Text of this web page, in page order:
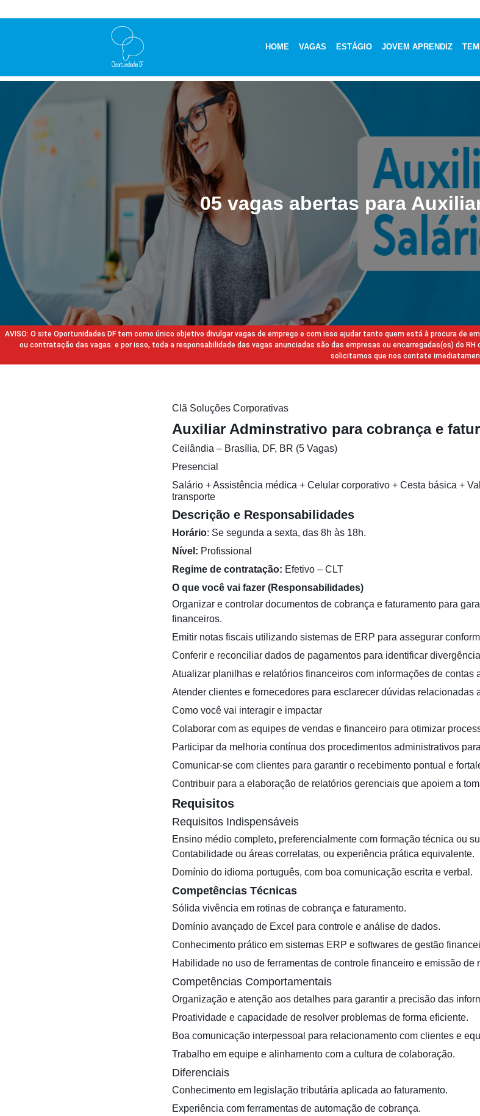
HOME VAGAS ESTÁGIO JOVEM APRENDIZ
05 vagas abertas para
AVISO: O site Oportunidades DF tem como único objetivo divulgar vagas de emprego e com isso ajudar tanto quem está à procura de
ou contratação das vagas. e por isso, toda a responsabilidade das vagas anunciadas são das empresas ou encarregadas(os) do
solicitamos que nos contate
Clã Soluções Corporativas
Auxiliar Adminstrativo para cobrança e
Ceilândia – Brasília, DF, BR (5 Vagas)
Presencial
Salário + Assistência médica + Celular corporativo + Cesta básica +
transporte
Descrição e Responsabilidades
Horário: Se segunda a sexta, das 8h às 18h.
Nível: Profissional
Regime de contratação: Efetivo – CLT
O que você vai fazer (Responsabilidades)
Organizar e controlar documentos de cobrança e faturamento para
financeiros.
Emitir notas fiscais utilizando sistemas de ERP para assegurar
Conferir e reconciliar dados de pagamentos para identificar
Atualizar planilhas e relatórios financeiros com informações de contas
Atender clientes e fornecedores para esclarecer dúvidas relacionadas
Como você vai interagir e impactar
Colaborar com as equipes de vendas e financeiro para otimizar
Participar da melhoria contínua dos procedimentos administrativos
Comunicar-se com clientes para garantir o recebimento pontual e
Contribuir para a elaboração de relatórios gerenciais que apoiem a
Requisitos
Requisitos Indispensáveis
Ensino médio completo, preferencialmente com formação técnica ou
Contabilidade ou áreas correlatas, ou experiência prática equivalente.
Domínio do idioma português, com boa comunicação escrita e verbal.
Competências Técnicas
Sólida vivência em rotinas de cobrança e faturamento.
Domínio avançado de Excel para controle e análise de dados.
Conhecimento prático em sistemas ERP e softwares de gestão
Habilidade no uso de ferramentas de controle financeiro e emissão de
Competências Comportamentais
Organização e atenção aos detalhes para garantir a precisão das
Proatividade e capacidade de resolver problemas de forma eficiente.
Boa comunicação interpessoal para relacionamento com clientes e
Trabalho em equipe e alinhamento com a cultura de colaboração.
Diferenciais
Conhecimento em legislação tributária aplicada ao faturamento.
Experiência com ferramentas de automação de cobrança.